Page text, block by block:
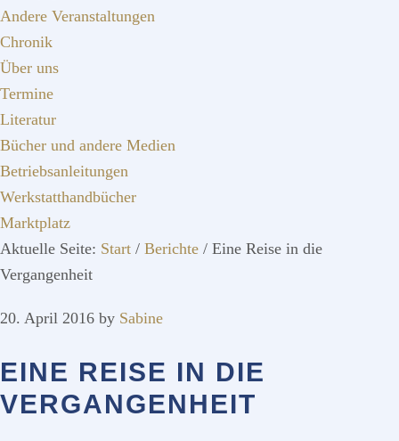
Andere Veranstaltungen
Chronik
Über uns
Termine
Literatur
Bücher und andere Medien
Betriebsanleitungen
Werkstatthandbücher
Marktplatz
Aktuelle Seite: Start / Berichte / Eine Reise in die
Vergangenheit
20. April 2016 by Sabine
EINE REISE IN DIE
VERGANGENHEIT